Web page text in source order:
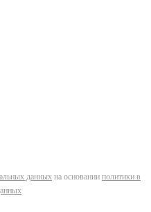
данных на основании политики в